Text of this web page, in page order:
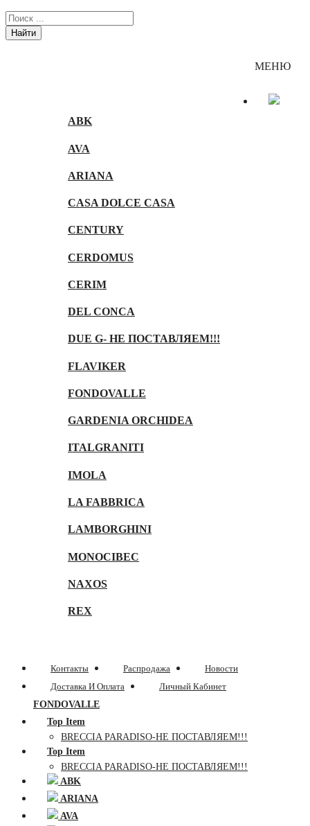
Найти
ABK
AVA
ARIANA
CASA DOLCE CASA
CENTURY
CERDOMUS
CERIM
DEL CONCA
DUE G- НЕ ПОСТАВЛЯЕМ!!!
FLAVIKER
FONDOVALLE
GARDENIA ORCHIDEA
ITALGRANITI
IMOLA
LA FABBRICA
LAMBORGHINI
MONOCIBEC
NAXOS
REX
Контакты Распродажа
Новости
Доставка И Оплата
Личный Кабинет
МЕНЮ
FONDOVALLE
Top Item
BRECCIA PARADISO-НЕ ПОСТАВЛЯЕМ!!!
Top Item
BRECCIA PARADISO-НЕ ПОСТАВЛЯЕМ!!!
ABK
ARIANA
AVA